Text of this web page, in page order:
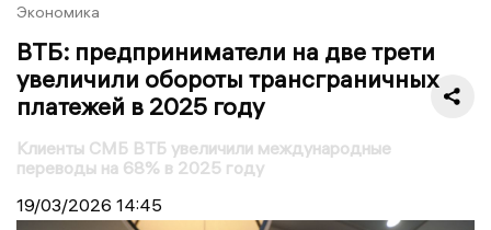
Экономика
ВТБ: предприниматели на две трети
увеличили обороты трансграничных
платежей в 2025 году
Клиенты СМБ ВТБ увеличили международные
переводы на 68% в 2025 году
19/03/2026 14:45